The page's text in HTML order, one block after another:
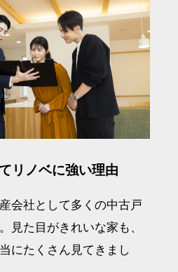
リノベに強い理由
会社として多くの中古戸
見た目がきれいな家も、
にたくさん見てきまし